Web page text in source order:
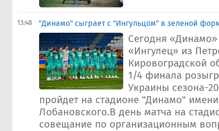
13:48 "Динамо" сыграет с "Ингульцом" в зеленой
Сегодня
«Ингулец» из
Кировоградской
1/4 финала
Украины сезона-
пройдет на стадионе "Динамо"
Лобановского.В день матча на
совещание по организационным